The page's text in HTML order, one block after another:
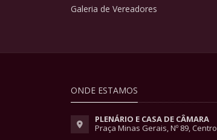
Galeria de Vereadores
ONDE ESTAMOS
PLENÁRIO E CASA DE CÂMARA
Praça Minas Gerais, Nº 89, Centro